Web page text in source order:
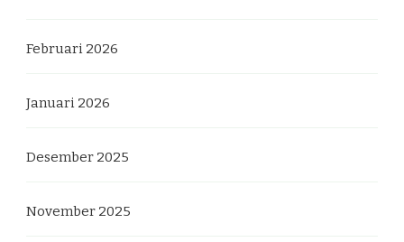
Februari 2026
Januari 2026
Desember 2025
November 2025